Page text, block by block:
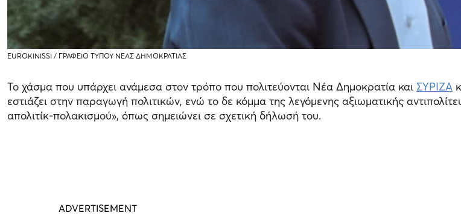
EUROKINISSI / ΓΡΑΦΕΙΟ ΤΥΠΟΥ ΝΕΑΣ ΔΗΜΟΚΡΑΤΙΑΣ
Το χάσμα που υπάρχει ανάμεσα στον τρόπο που πολιτεύονται Νέα Δημοκρατία και ΣΥΡΙΖΑ
εστιάζει στην παραγωγή πολιτικών, ενώ το δε κόμμα της λεγόμενης αξιωματικής
απολιτίκ-πολακισμού», όπως σημειώνει σε σχετική δήλωσή του.